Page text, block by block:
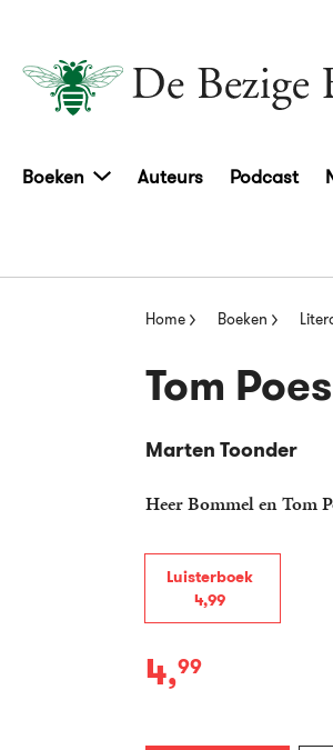
Boeken Auteurs Podcast
Home Boeken
Tom
Marten Toonder
Heer Bommel en Tom
Luisterboek
4,99
Luisterboek:
4,99